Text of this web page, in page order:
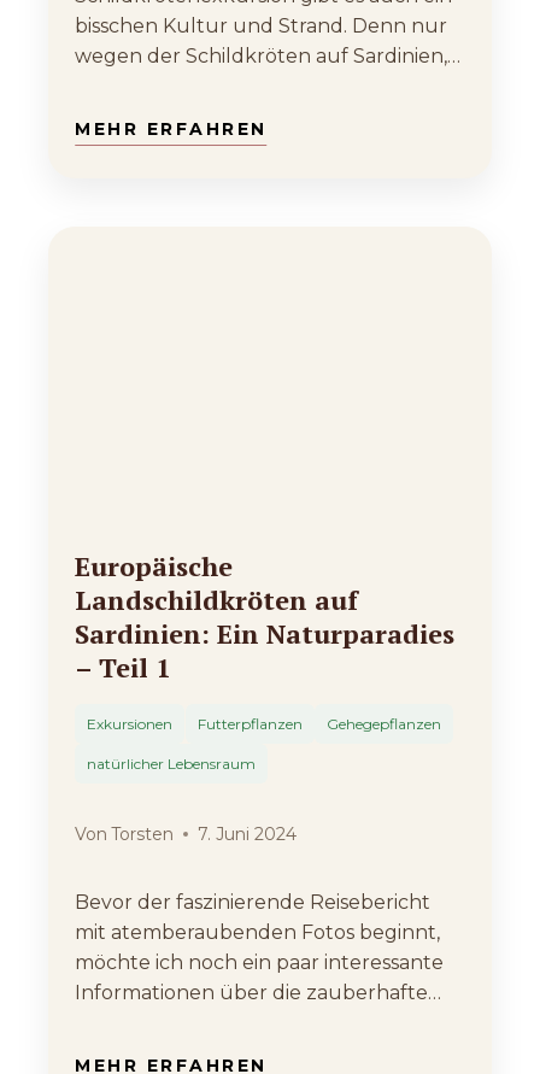
bisschen Kultur und Strand. Denn nur
wegen der Schildkröten auf Sardinien,…
Exkursionen Futterpflanzen Gehegepflanzen
natürlicher Lebensraum
Europäische
Landschildkröten auf
Sardinien: Ein Naturparadies
– Teil 1
Von Torsten 7. Juni 2024
Bevor der faszinierende Reisebericht
mit atemberaubenden Fotos beginnt,
möchte ich noch ein paar interessante
Informationen über die zauberhafte